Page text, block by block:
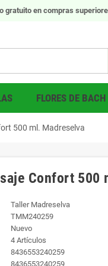
gratuitoen compras
FLORES DE BACH
500 ml. Madreselva
Confort 500
Taller Madreselva
TMM240259
Nuevo
4 Artículos
8436553240259
8436553240259